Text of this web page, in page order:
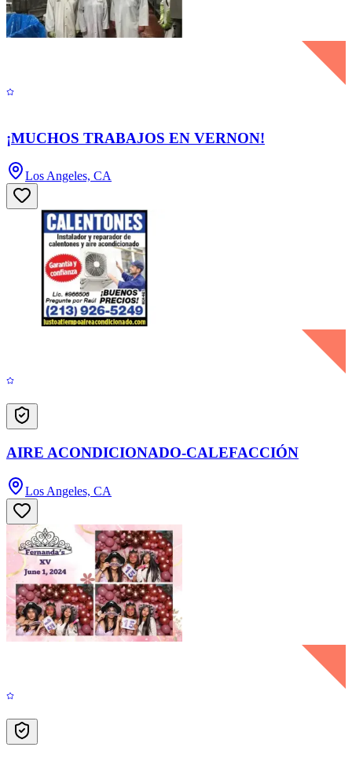
¡MUCHOS TRABAJOS EN VERNON!
Los Angeles, CA
AIRE ACONDICIONADO-CALEFACCIÓN
Los Angeles, CA